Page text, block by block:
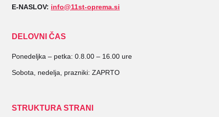
E-NASLOV: info@11st-oprema.si
DELOVNI ČAS
Ponedeljka – petka: 0.8.00 – 16.00 ure
Sobota, nedelja, prazniki: ZAPRTO
STRUKTURA STRANI